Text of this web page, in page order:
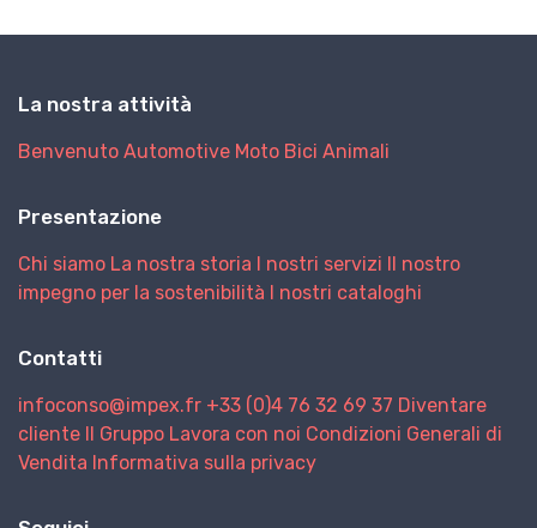
La nostra attività
Benvenuto Automotive Moto Bici Animali
Presentazione
Chi siamo La nostra storia I nostri servizi Il nostro
impegno per la sostenibilità I nostri cataloghi
Contatti
infoconso@impex.fr +33 (0)4 76 32 69 37 Diventare
cliente Il Gruppo Lavora con noi Condizioni Generali di
Vendita Informativa sulla privacy